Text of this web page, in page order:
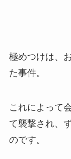
極めつけは、
た事件。
これによって
て襲撃され、
のです。